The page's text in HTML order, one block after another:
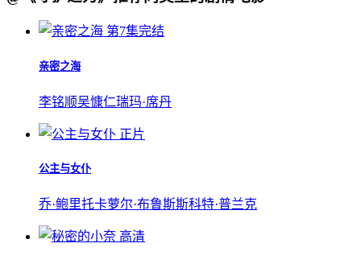
第7集完结
亲密之海
李铭顺吴慷仁瑞玛·席丹
正片
公主与女仆
乔·鲍里托卡萝尔·布鲁斯斯科特·普兰克
高清